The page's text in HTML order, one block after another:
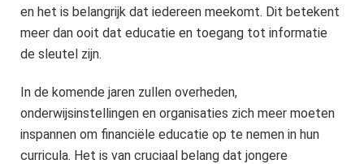
en het is belangrijk dat iedereen meekomt. Dit betekent
meer dan ooit dat educatie en toegang tot informatie
de sleutel zijn.
In de komende jaren zullen overheden,
onderwijsinstellingen en organisaties zich meer moeten
inspannen om financiële educatie op te nemen in hun
curricula. Het is van cruciaal belang dat jongere